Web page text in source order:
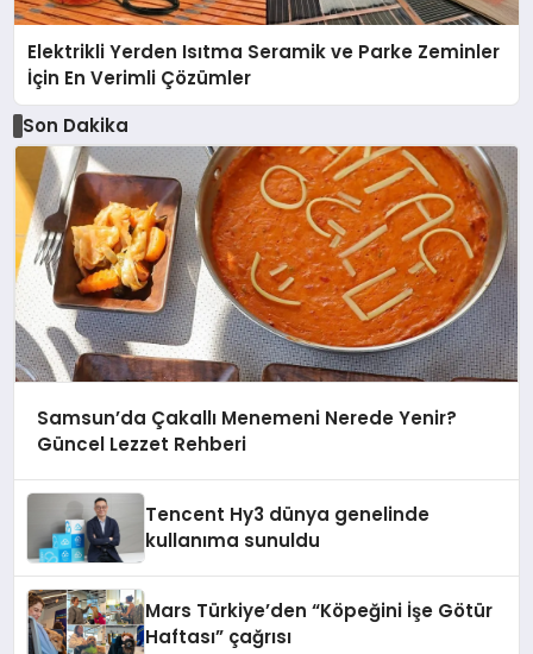
Elektrikli Yerden Isıtma Seramik ve Parke Zeminler
İçin En Verimli Çözümler
Son Dakika
Samsun’da Çakallı Menemeni Nerede Yenir?
Güncel Lezzet Rehberi
Tencent Hy3 dünya genelinde
kullanıma sunuldu
Mars Türkiye’den “Köpeğini İşe Götür
Haftası” çağrısı